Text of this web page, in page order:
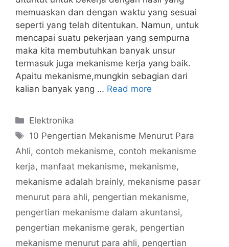
memuaskan dan dengan waktu yang sesuai
seperti yang telah ditentukan. Namun, untuk
mencapai suatu pekerjaan yang sempurna
maka kita membutuhkan banyak unsur
termasuk juga mekanisme kerja yang baik.
Apaitu mekanisme,mungkin sebagian dari
kalian banyak yang … Read more
Categories
Elektronika
Tags
10 Pengertian Mekanisme Menurut Para
Ahli, contoh mekanisme, contoh mekanisme
kerja, manfaat mekanisme, mekanisme,
mekanisme adalah brainly, mekanisme pasar
menurut para ahli, pengertian mekanisme,
pengertian mekanisme dalam akuntansi,
pengertian mekanisme gerak, pengertian
mekanisme menurut para ahli, pengertian